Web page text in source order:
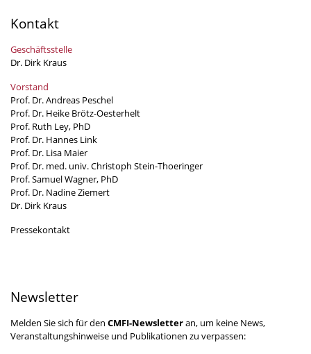
Kontakt
Geschäftsstelle
Dr. Dirk Kraus
Vorstand
Prof. Dr. Andreas Peschel
Prof. Dr. Heike Brötz-Oesterhelt
Prof. Ruth Ley, PhD
Prof. Dr. Hannes Link
Prof. Dr. Lisa Maier
Prof. Dr. med. univ. Christoph Stein-Thoeringer
Prof. Samuel Wagner, PhD
Prof. Dr. Nadine Ziemert
Dr. Dirk Kraus
Pressekontakt
Newsletter
Melden Sie sich für den CMFI-Newsletteran, um keine News,
Veranstaltungshinweise und Publikationen zu verpassen: